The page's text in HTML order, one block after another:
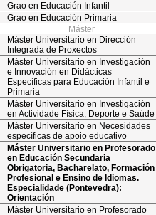
Grao en Educación Infantil
Grao en Educación Primaria
Máster
Máster Universitario en Dirección
Integrada de Proxectos
Máster Universitario en Investigación
e Innovación en Didácticas
Específicas para Educación Infantil e
Primaria
Máster Universitario en Investigación
en Actividade Física, Deporte e Saúde
Máster Universitario en Necesidades
específicas de apoio educativo
Máster Universitario en Profesorado
en Educación Secundaria
Obrigatoria, Bacharelato, Formación
Profesional e Ensino de Idiomas.
Especialidade (Pontevedra):
Orientación
Máster Universitario en Profesorado